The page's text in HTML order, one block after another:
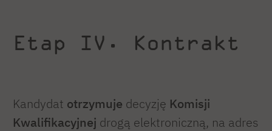
Etap IV. Kontrakt
Kandydat otrzymuje decyzję Komisji
Kwalifikacyjnej drogą elektroniczną, na adres